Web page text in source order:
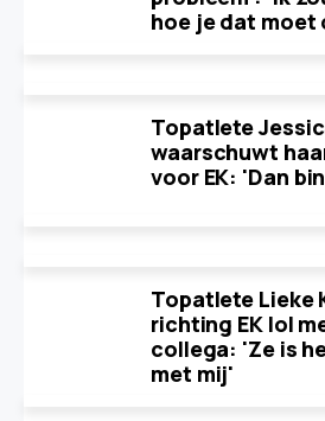
hoe je dat moet
Topatlete
waarschuwt
voor EK: 'Dan
Topatlete Lieke
richting EK lol
collega: 'Ze is
met mij'